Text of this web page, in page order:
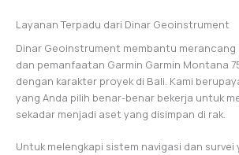
Layanan Terpadu dari Dinar Geoinstrument
Dinar Geoinstrument membantu
dan pemanfaatan Garmin Garmin Montana
dengan karakter proyek di Bali. Kami
yang Anda pilih benar-benar bekerja untuk
sekadar menjadi aset yang disimpan di rak.
Untuk melengkapi sistem navigasi dan survei